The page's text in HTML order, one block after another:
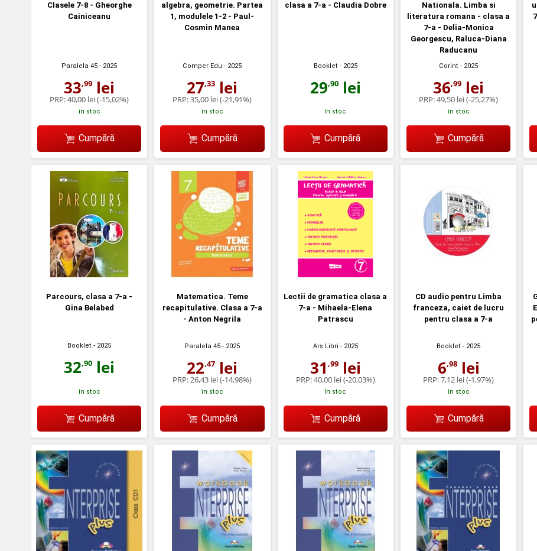
Clasele 7-8 - Gheorghe
Cainiceanu
Paralela 45 - 2025
33,99 lei
PRP:40,00 lei(-15,02%)
în stoc
Cumpără
algebra, geometrie. Partea
1, modulele 1-2 - Paul-
Cosmin Manea
Comper Edu - 2025
27,33 lei
PRP:35,00 lei(-21,91%)
în stoc
Cumpără
clasa a 7-a - Claudia Dobre
Booklet - 2025
29,90lei
în stoc
Cumpără
Nationala. Limba si
literatura romana - clasa a
7-a - Delia-Monica
Georgescu, Raluca-Diana
Raducanu
Corint - 2025
36,99 lei
PRP:49,50 lei(-25,27%)
în stoc
Cumpără
Parcours, clasa a 7-a -
Gina Belabed
Booklet - 2025
32,90 lei
în stoc
Cumpără
Matematica. Teme
recapitulative. Clasa a 7-a
- Anton Negrila
Paralela 45 - 2025
22,47 lei
PRP: 26,43 lei(-14,98%)
în stoc
Cumpără
Lectii de gramatica clasa a
7-a - Mihaela-Elena
Patrascu
Ars Libri - 2025
31 ,99lei
PRP:40,00 lei(-20,03%)
în stoc
Cumpără
CD audio pentru Limba
franceza, caiet de lucru
pentru clasa a 7-a
Booklet - 2025
6,98lei
PRP:7,12 lei(-1,97%)
în stoc
Cumpără